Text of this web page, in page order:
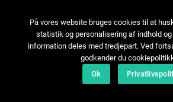
På vores website bruges cookies til at
statistik og personalisering af indhold og
information deles med tredjepart. Ved
godkender du
Ok